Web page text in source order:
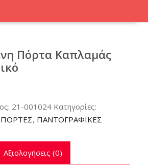
Πόρτα Καπλαμάς
21-001024 Κατηγορίες:
, ΠΑΝΤΟΓΡΑΦΙΚΕΣ
Αξιολογήσεις (0)